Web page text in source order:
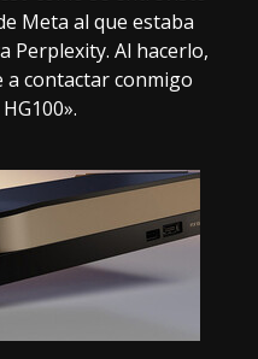
Meta al que estaba
Perplexity. Al hacerlo,
a contactar conmigo